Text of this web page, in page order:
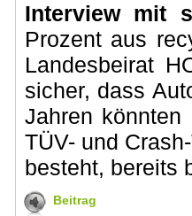
Interview mit
Prozent aus
Landesbeirat
sicher, dass
Jahren
TÜV- und
besteht, bereits
Beitrag